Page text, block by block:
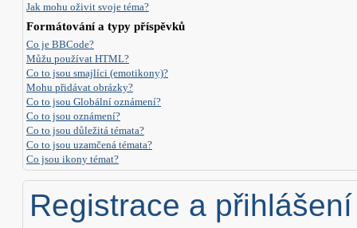
Jak mohu oživit svoje téma?
Formátování a typy příspěvků
Co je BBCode?
Můžu používat HTML?
Co to jsou smajlíci (emotikony)?
Mohu přidávat obrázky?
Co to jsou Globální oznámení?
Co to jsou oznámení?
Co to jsou důležitá témata?
Co to jsou uzamčená témata?
Co jsou ikony témat?
Registrace a přihlášení